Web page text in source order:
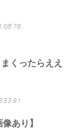
くったらええ
あり】